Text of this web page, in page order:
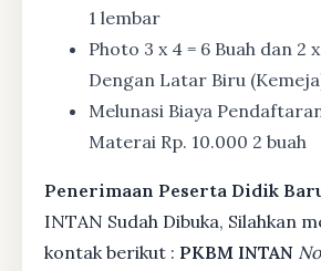
1 lembar
Photo 3 x 4 = 6 Buah dan 2
Dengan Latar Biru
Melunasi Biaya
Materai Rp. 10.000 2 buah
Penerimaan Peserta Didik
INTAN Sudah Dibuka, Silahkan
kontak berikut : PKBM INTAN